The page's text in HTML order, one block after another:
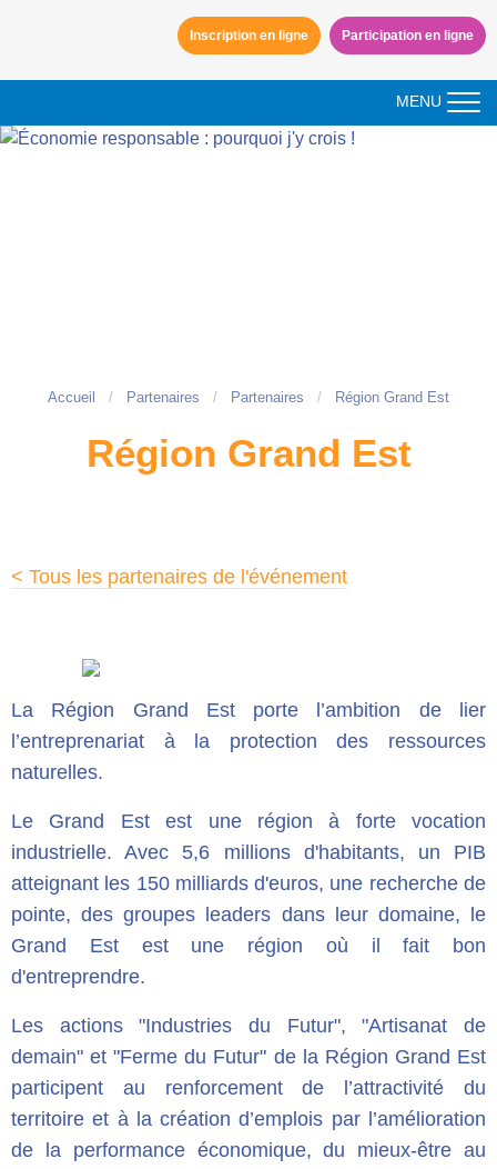
Participation en ligne
Inscription en ligne
MENU
Accueil Partenaires Partenaires Région Grand Est
Région Grand Est
< Tous les partenaires de l'événement
La Région Grand Est porte l’ambition de lier
l’entreprenariat à la protection des ressources
naturelles.
Le Grand Est est une région à forte vocation
industrielle. Avec 5,6 millions d'habitants, un PIB
atteignant les 150 milliards d'euros, une recherche de
pointe, des groupes leaders dans leur domaine, le
Grand Est est une région où il fait bon
d'entreprendre.
Les actions "Industries du Futur", "Artisanat de
demain" et "Ferme du Futur" de la Région Grand Est
participent au renforcement de l’attractivité du
territoire et à la création d’emplois par l’amélioration
de la performance économique, du mieux-être au